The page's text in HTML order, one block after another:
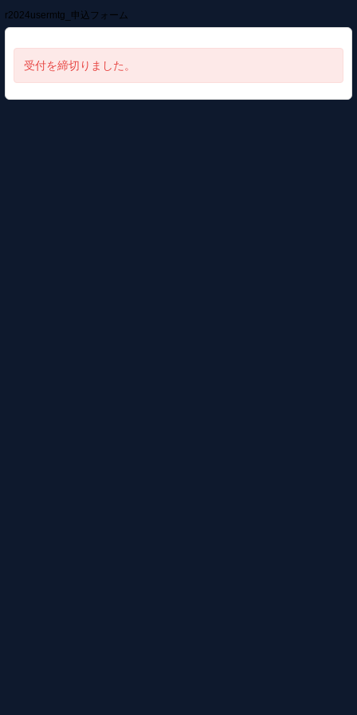
r2024usermtg_申込フォーム
受付を締切りました。